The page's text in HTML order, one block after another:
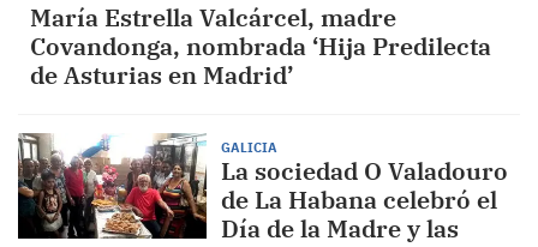
María Estrella Valcárcel, madre
Covandonga, nombrada ‘Hija Predilecta
de Asturias en Madrid’
GALICIA
La sociedad O Valadouro
de La Habana celebró el
Día de la Madre y las